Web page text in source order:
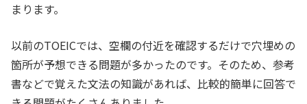
まります。
以前のTOEICでは、空欄の付近を確認するだけで穴埋めの
箇所が予想できる問題が多かったのです。そのため、参考
書などで覚えた文法の知識があれば、比較的簡単に回答で